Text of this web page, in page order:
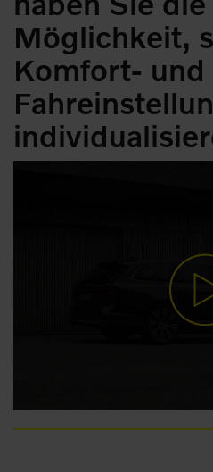
Möglichkeit,
Komfort- und